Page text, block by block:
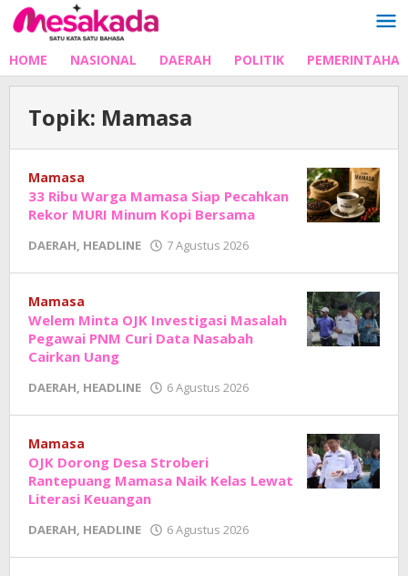
Lewati
ke
HOME NASIONAL DAERAH POLITIK
Topik: Mamasa
Mamasa
33 Ribu Warga Mamasa Siap Pecahkan
Rekor MURI Minum Kopi Bersama
DAERAH, HEADLINE 7 Agustus 2026
Junaedi
Mamasa
Welem Minta OJK Investigasi Masalah
Pegawai PNM Curi Data Nasabah
Cairkan Uang
DAERAH, HEADLINE 6 Agustus 2026
Junaedi
Mamasa
OJK Dorong Desa Stroberi
Rantepuang Mamasa Naik Kelas Lewat
Literasi Keuangan
DAERAH, HEADLINE 6 Agustus 2026
Junaedi